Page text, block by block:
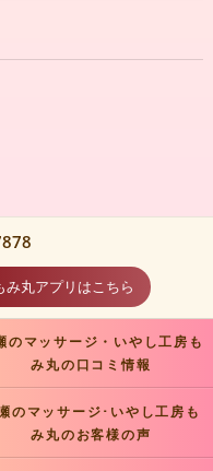
み丸アプリはこちら
のマッサージ・いやし工房も
み丸の口コミ情報
のマッサージ･いやし工房も
み丸のお客様の声